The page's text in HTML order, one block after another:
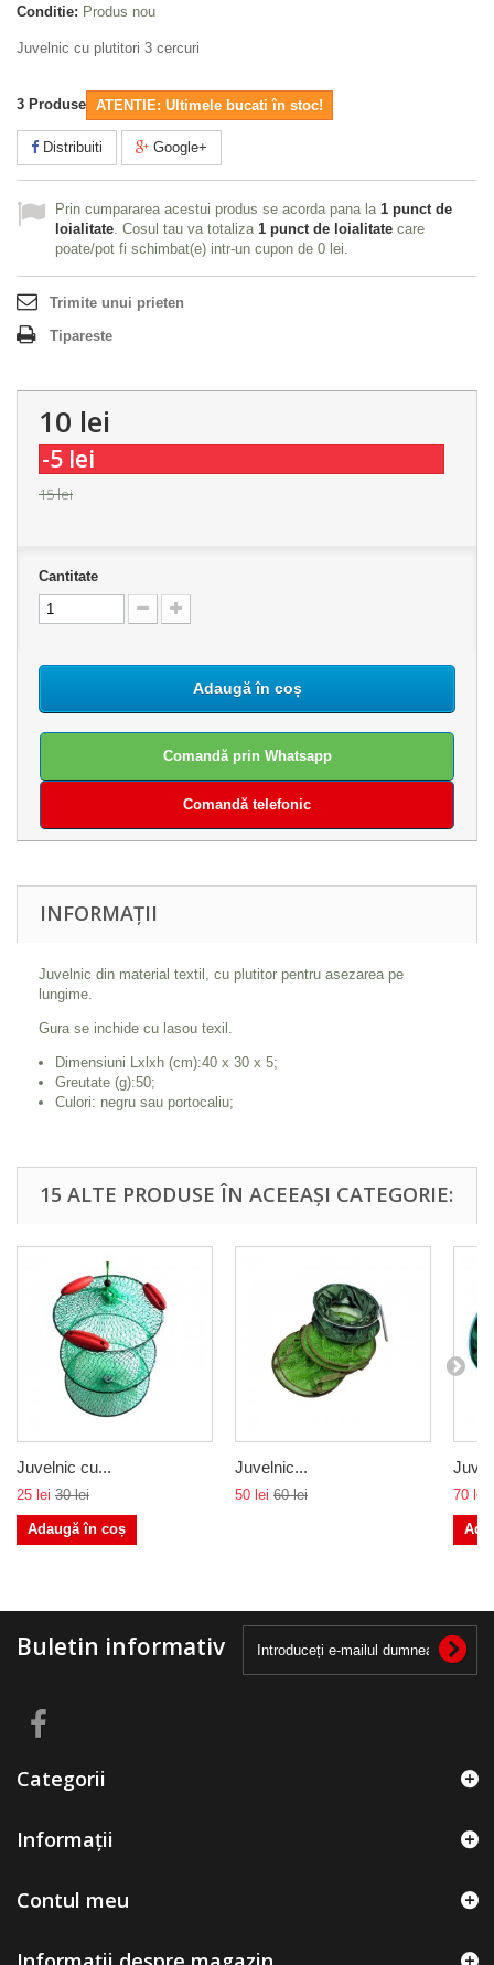
Conditie: Produs nou
Juvelnic cu plutitori 3 cercuri
3 Produse ATENTIE: Ultimele bucati în stoc!
Distribuiti Google+
Prin cumpararea acestui produs se acorda pana la 1 punct de
loialitate . Cosul tau va totaliza 1 punct de loialitate care
poate/pot fi schimbat(e) intr-un cupon de 0 lei
Trimite unui prieten
Tipareste
10 lei
-5 lei
15 lei
Cantitate
Adaugă în coș
Comandă prin Whatsapp
Comandă telefonic
INFORMAȚII
Juvelnic din material textil, cu plutitor pentru asezarea pe
lungime.
Gura se inchide cu lasou texil.
Dimensiuni Lxlxh (cm):40 x 30 x 5;
Greutate (g):50;
Culori: negru sau portocaliu;
15 ALTE PRODUSE ÎN ACEEAȘI CATEGORIE:
Juvelnic cu...
25 lei 30 lei
Adaugă în coș
Juvelnic...
50 lei 60 lei 70 lei
Buletin informativ
Categorii
Informații
Contul meu